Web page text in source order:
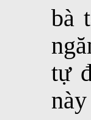
bà
tự